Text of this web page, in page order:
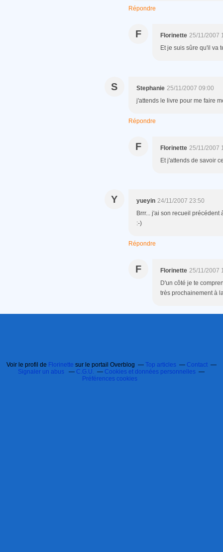
Répondre
F Florinette 25/11/2007
Et je suis sûre qu'il va
S Stephanie 25/11/2007 09:00
j'attends le livre pour me faire
Répondre
F Florinette 25/11/2007
Et j'attends de savoir
Y yueyin 24/11/2007 23:50
Brrr... j'ai son recueil
:-)
Répondre
F Florinette 25/11/2007
D'un côté je te
très prochainement à
Voir le profil de Florinette sur le portail Overblog Top articles
Contact
Signaler un abus
C.G.U.
Cookies et données personnelles
Préférences cookies